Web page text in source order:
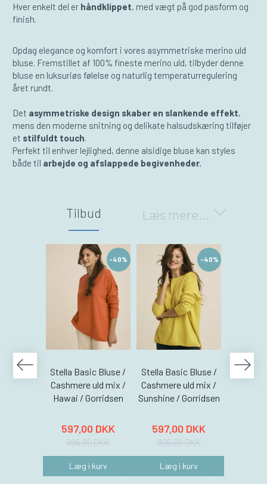
Hver enkelt del er håndklippet, med vægt på god pasform og
finish.
Opdag elegance og komfort i vores asymmetriske merino uld
bluse. Fremstillet af 100% fineste merino uld, tilbyder denne
bluse en luksuriøs følelse og naturlig temperaturregulering
året rundt.
Det asymmetriske design skaber en slankende effekt,
mens den moderne snitning og delikate halsudskæring tilføjer
et stilfuldt touch.
Perfekt til enhver lejlighed, denne alsidige bluse kan styles
både til arbejde og afslappede begivenheder.
Læs mere...
Tilbud
-40%
Stella Basic Bluse /
Cashmere uld mix /
Hawai / Gorridsen
597,00 DKK
995,00 DKK
Læg i kurv
-40%
Stella Basic Bluse /
Cashmere uld mix /
Sunshine / Gorridsen
597,00 DKK
995,00 DKK
Læg i kurv
Stella